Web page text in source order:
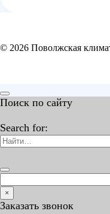
© 2026 Поволжская
Поиск по сайту
Search for:
×
Заказать звонок